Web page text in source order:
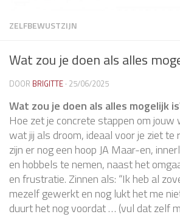
ZELFBEWUSTZIJN
Wat zou je doen als alles
DOOR BRIGITTE · 25/06/2025
Wat zou je doen als alles mogelijk
Hoe zet je concrete stappen om jouw
wat jij als droom, ideaal voor je ziet te
zijn er nog een hoop JA Maar-en,
en hobbels te nemen, naast het
en frustratie. Zinnen als: “Ik heb al
mezelf gewerkt en nog lukt het me
duurt het nog voordat … (vul dat zelf